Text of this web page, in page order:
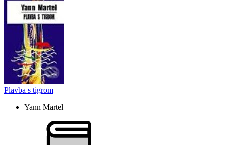
Plavba s tigrom
Yann Martel